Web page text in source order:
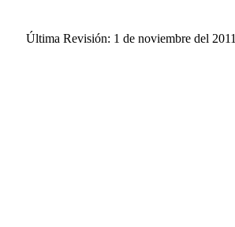
Última Revisión: 1 de noviembre del 2011